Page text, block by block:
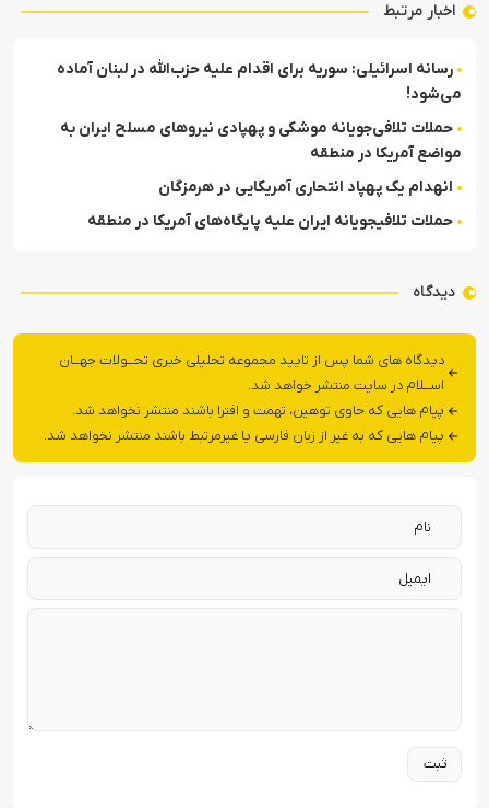
اخبار مرتبط
رسانه اسرائیلی: سوریه برای اقدام علیه حزب‌الله در لبنان آماده
می‌شود!
حملات تلافی‌جویانه موشکی و پهپادی نیروهای مسلح ایران به
مواضع آمریکا در منطقه
انهدام یک پهپاد انتحاری آمریکایی در هرمزگان
حملات تلافی‎جویانه ایران علیه پایگاه‌های آمریکا در منطقه
دیدگاه
دیدگاه های شما پس از تایید مجموعه تحلیلی خبری تحــولات جهــان
اســلام در سایت منتشر خواهد شد.
پیام هایی که حاوی توهین، تهمت و افترا باشند منتشر نخواهد شد.
پیام هایی که به غیر از زبان فارسی یا غیرمرتبط باشند منتشر نخواهد شد.